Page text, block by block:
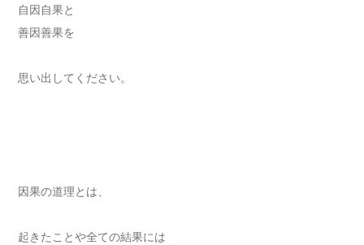
自因自果と
善因善果を
思い出してください。
因果の道理とは、
起きたことや全ての結果には